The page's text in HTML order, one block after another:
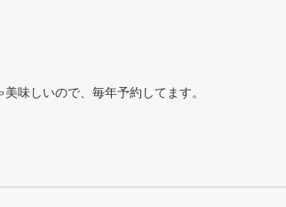
味しいので、毎年予約してます。